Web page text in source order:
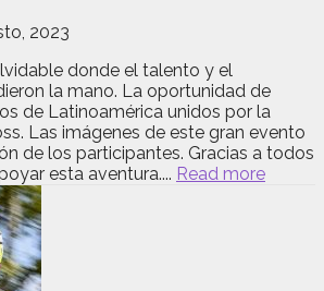
2023
donde el talento y el
la mano. La oportunidad de
de Latinoamérica unidos por la
Las imágenes de este gran evento
de los participantes. Gracias a todos
esta aventura.... Read more